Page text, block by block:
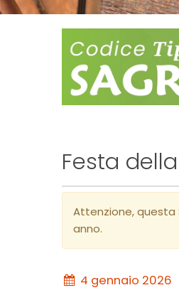
Festa
Attenzione, questa
anno.
4 gennaio 2026